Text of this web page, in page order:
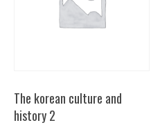
The korean culture and
history 2